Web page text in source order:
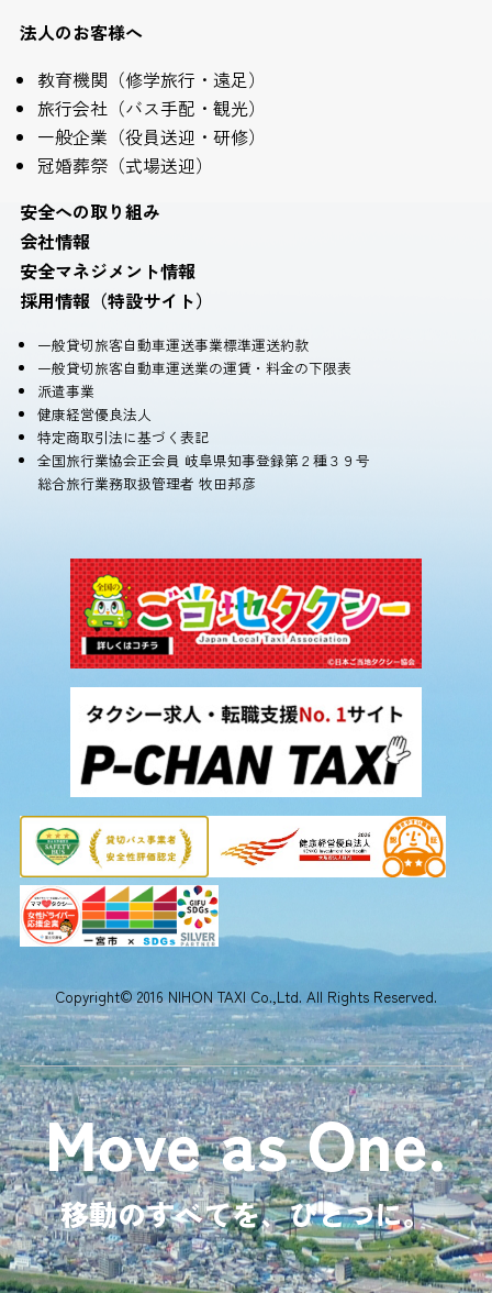
法人のお客様へ
教育機関（修学旅行・遠足）
旅行会社（バス手配・観光）
一般企業（役員送迎・研修）
冠婚葬祭（式場送迎）
安全への取り組み
会社情報
安全マネジメント情報
採用情報（特設サイト）
一般貸切旅客自動車運送事業標準運送約款
一般貸切旅客自動車運送業の運賃・料金の下限表
派遣事業
健康経営優良法人
特定商取引法に基づく表記
全国旅行業協会正会員 岐阜県知事登録第２種３９号
総合旅行業務取扱管理者 牧田邦彦
Copyright© 2016 NIHON TAXI Co.,Ltd. All Rights Reserved.
移動のすべてを、ひとつに。